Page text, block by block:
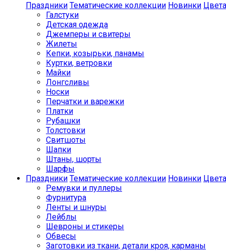
Праздники Тематические коллекции Новинки Цвета
Галстуки
Детская одежда
Джемперы и свитеры
Жилеты
Кепки, козырьки, панамы
Куртки, ветровки
Майки
Лонгсливы
Носки
Перчатки и варежки
Платки
Рубашки
Толстовки
Свитшоты
Шапки
Штаны, шорты
Шарфы
Праздники Тематические коллекции Новинки Цвета
Ремувки и пуллеры
Фурнитура
Ленты и шнуры
Лейблы
Шевроны и стикеры
Обвесы
Заготовки из ткани, детали кроя, карманы